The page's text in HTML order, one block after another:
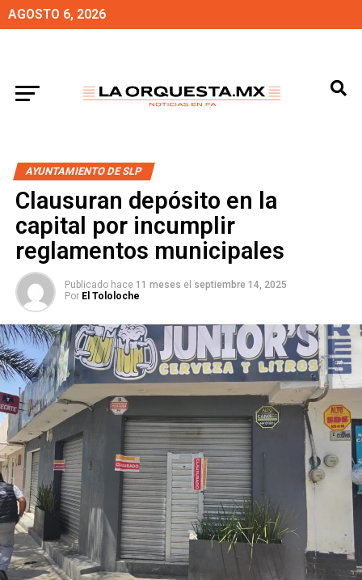
AGOSTO 6, 2026
AYUNTAMIENTO DE SLP
Clausuran depósito en la
capital por incumplir
reglamentos municipales
Publicado hace 11 meses el septiembre 14, 2025
Por El Tololoche